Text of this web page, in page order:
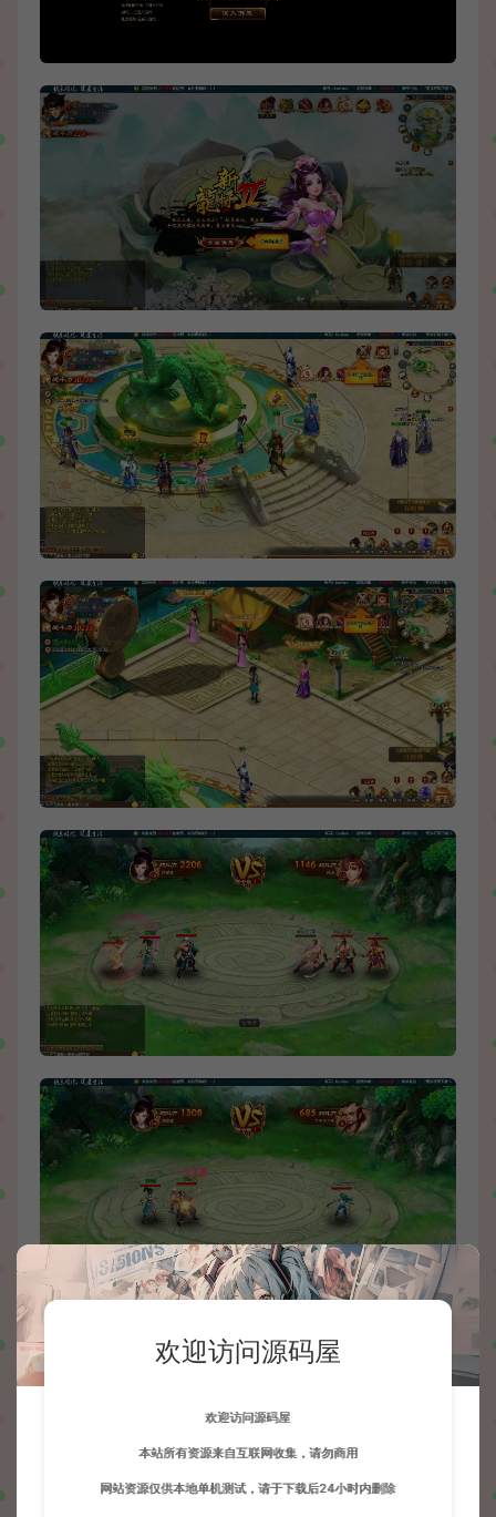
欢迎访问源码屋
欢迎访问源码屋
本站所有资源来自互联网收集，请勿商用
网站资源仅供本地单机测试，请于下载后24小时内删除